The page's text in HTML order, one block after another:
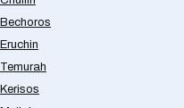
Bechoros
Eruchin
Temurah
Kerisos